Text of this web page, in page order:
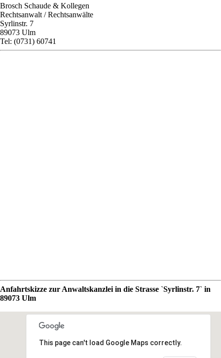
Brosch Schaude & Kollegen
Rechtsanwalt / Rechtsanwälte
Syrlinstr. 7
89073 Ulm
Tel: (0731) 60741
Anfahrtskizze zur Anwaltskanzlei in die Strasse `Syrlinstr. 7` in
89073 Ulm
This page can't load Google Maps correctly.